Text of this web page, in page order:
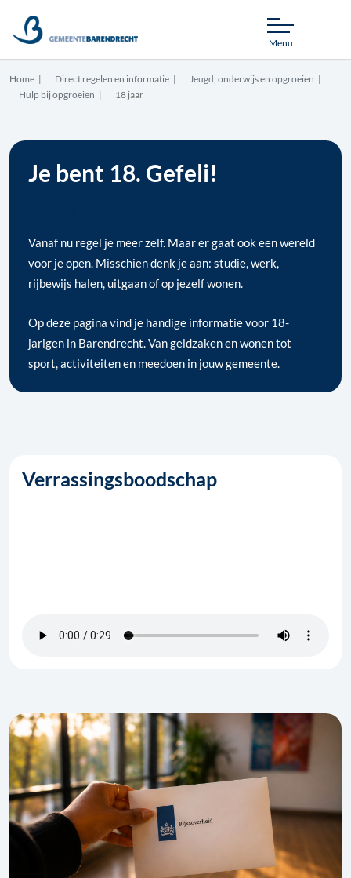
Menu
Home Direct regelen en informatie
Jeugd, onderwijs en opgroeien
Hulp bij opgroeien
18 jaar
Je bent 18. Gefeli!
Vanaf nu regel je meer zelf. Maar er gaat ook een wereld
voor je open. Misschien denk je aan: studie, werk,
rijbewijs halen, uitgaan of op jezelf wonen.
Op deze pagina vind je handige informatie voor 18-
jarigen in Barendrecht. Van geldzaken en wonen tot
sport, activiteiten en meedoen in jouw gemeente.
Verrassingsboodschap